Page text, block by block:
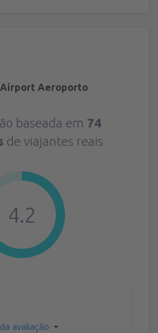
Airport Aeroporto
baseada em 74
de viajantes reais
4.2
avaliação